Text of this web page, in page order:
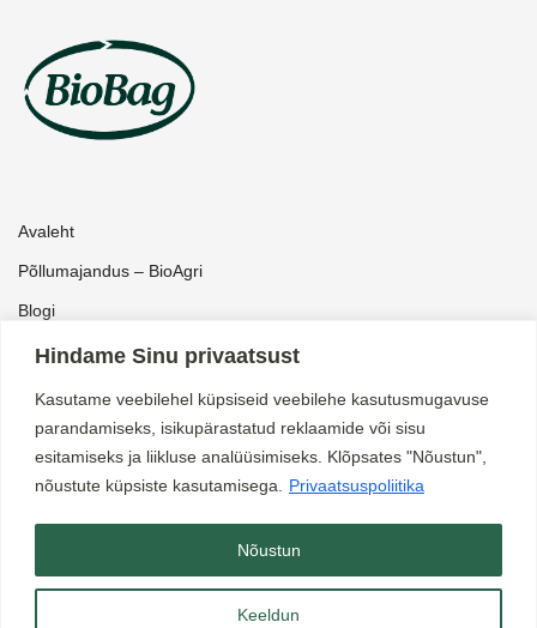
Hindame Sinu privaatsust
Kasutame veebilehel küpsiseid veebilehe kasutusmugavuse
parandamiseks, isikupärastatud reklaamide või sisu
esitamiseks ja liikluse analüüsimiseks. Klõpsates "Nõustun",
nõustute küpsiste kasutamisega.
Privaatsuspoliitika
Keeldun
Nõustun
Avaleht
Põllumajandus – BioAgri
Blogi
Pood
Kataloog ärikliendile
Müügitingimused
Privaatsuspoliitika
Kontakt